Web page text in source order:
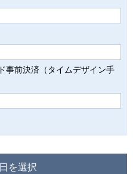
事前決済（タイムデザイン手
を選択